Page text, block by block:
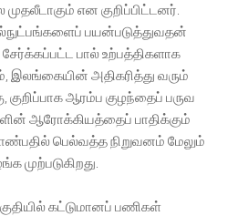
என குறிப்பிட்டனர்.
பயன்படுத்துவதன்
பால் உற்பத்திகளாக
இலங்கையின் அதிகரித்து வரும்
ஆரம்ப குழந்தைப் பருவ
ஆரோக்கியத்தைப் பாதிக்கும்
பெல்வத்த நிறுவனம் மேலும்
முற்படுகிறது.
கட்டுமானப் பணிகள்